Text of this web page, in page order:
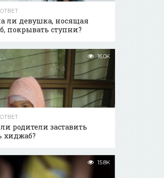
ли девушка, носящая
покрывать ступни?
16.0K
родители заставить
хиджаб?
15.8K